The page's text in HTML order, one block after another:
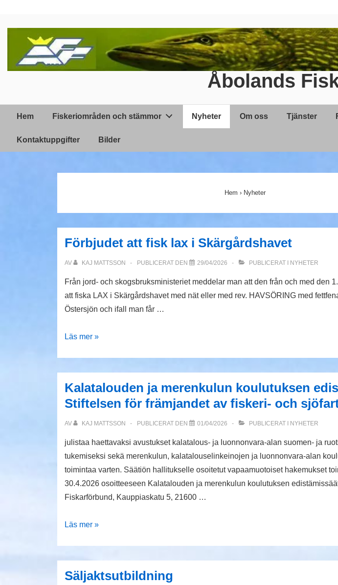
huvudinnehållet
Åbolands
Huvudnavigering
Hem Fiskeriområden och stämmor Nyheter Om oss Tjänster
Kontaktuppgifter Bilder
Hem › Nyheter
Förbjudet att fisk lax i Skärgårdshavet
AV KAJ MATTSSON PUBLICERAT DEN 29/04/2026 PUBLICERAT I NYHETER
Från jord- och skogsbruksministeriet meddelar man att den från och med den
att fiska LAX i Skärgårdshavet med nät eller med rev. HAVSÖRING med
Östersjön och ifall man får …
Förbjudet
i
Skärgårdshavet
Läs mer »
Kalatalouden ja merenkulun koulutuksen
Stiftelsen för främjandet av fiskeri- och
AV KAJ MATTSSON PUBLICERAT DEN 01/04/2026 PUBLICERAT I NYHETER
julistaa haettavaksi avustukset kalatalous- ja luonnonvara-alan suomen- ja
tukemiseksi sekä merenkulun, kalatalouselinkeinojen ja luonnonvara-alan
toimintaa varten. Säätiön hallitukselle osoitetut vapaamuotoiset hakemukset
30.4.2026 osoitteeseen Kalatalouden ja merenkulun koulutuksen
Fiskarförbund, Kauppiaskatu 5, 21600 …
Kalatalouden
edistämissäätiö
Läs mer »
Säljaktsutbildning